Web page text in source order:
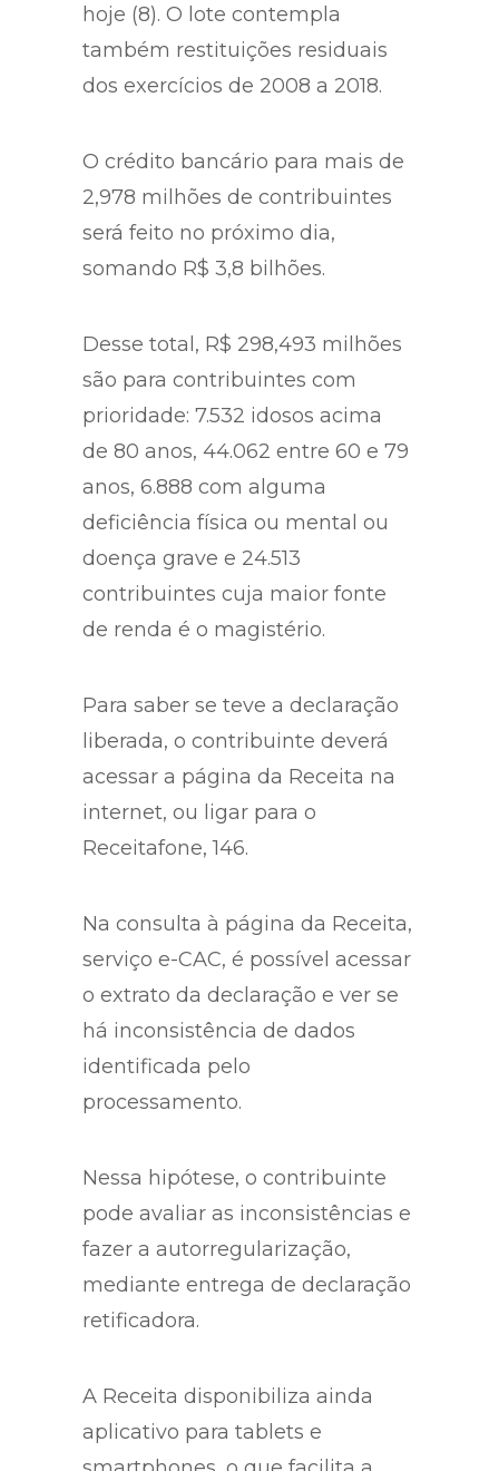
hoje (8). O lote contempla
também restituições residuais
dos exercícios de 2008 a 2018.
O crédito bancário para mais de
2,978 milhões de contribuintes
será feito no próximo dia,
somando R$ 3,8 bilhões.
Desse total, R$ 298,493 milhões
são para contribuintes com
prioridade: 7.532 idosos acima
de 80 anos, 44.062 entre 60 e 79
anos, 6.888 com alguma
deficiência física ou mental ou
doença grave e 24.513
contribuintes cuja maior fonte
de renda é o magistério.
Para saber se teve a declaração
liberada, o contribuinte deverá
acessar a página da Receita na
internet, ou ligar para o
Receitafone, 146.
Na consulta à página da Receita,
serviço e-CAC, é possível acessar
o extrato da declaração e ver se
há inconsistência de dados
identificada pelo
processamento.
Nessa hipótese, o contribuinte
pode avaliar as inconsistências e
fazer a autorregularização,
mediante entrega de declaração
retificadora.
A Receita disponibiliza ainda
aplicativo para tablets e